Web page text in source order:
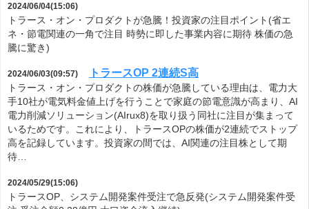
2024/06/04(15:06)
トラース・オン・プロダクトが急騰！投資家の注目ポイント(省エ
ネ・節電関連の一角で注目 時勢に即した事業内容に期待 株価の急
騰に驚き)
2024/06/03(09:57) トラースOP 2連続S高
トラース・オン・プロダクトの株価が急騰している理由は、電力大
手10社が電気料金値上げを行うことで家庭の節電意識が高まり、AI
電力削減ソリューション(AIrux8)を取り扱う同社に注目が集まって
いるためです。これにより、トラースOPの株価が2連続でストップ
高を記録しています。投資家の間では、AI関連の注目株として期
待…
2024/05/29(15:06)
トラースOP、システム開発案件受注で急反発(システム開発案件受